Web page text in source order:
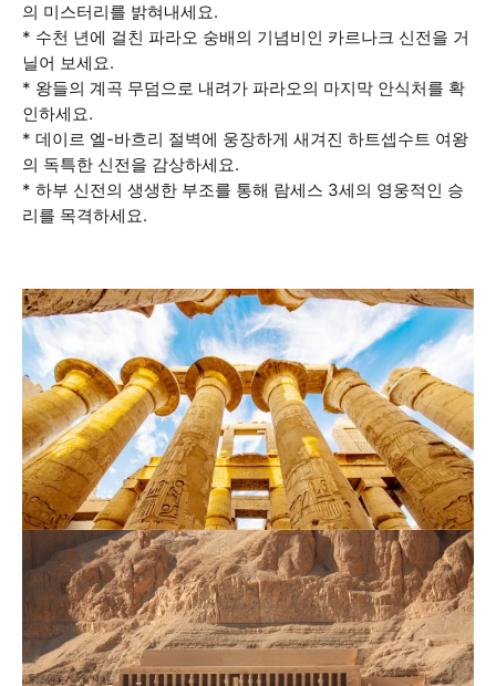
의 미스터리를 밝혀내세요.
* 수천 년에 걸친 파라오 숭배의 기념비인 카르나크 신전을 거
닐어 보세요.
* 왕들의 계곡 무덤으로 내려가 파라오의 마지막 안식처를 확
인하세요.
* 데이르 엘-바흐리 절벽에 웅장하게 새겨진 하트셉수트 여왕
의 독특한 신전을 감상하세요.
* 하부 신전의 생생한 부조를 통해 람세스 3세의 영웅적인 승
리를 목격하세요.